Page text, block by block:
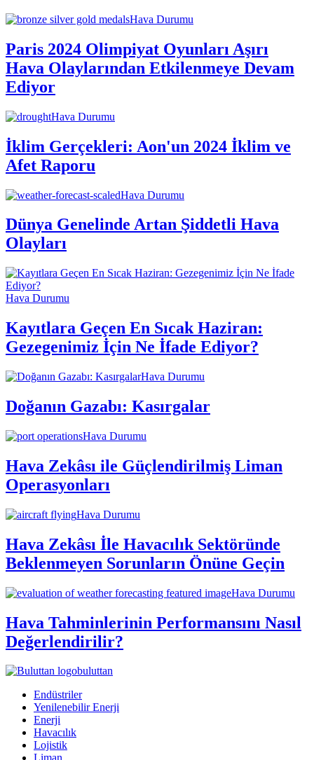
Hava Durumu
Paris 2024 Olimpiyat Oyunları Aşırı
Hava Olaylarından Etkilenmeye Devam
Ediyor
Hava Durumu
İklim Gerçekleri: Aon'un 2024 İklim ve
Afet Raporu
Hava Durumu
Dünya Genelinde Artan Şiddetli Hava
Olayları
Hava Durumu
Kayıtlara Geçen En Sıcak Haziran:
Gezegenimiz İçin Ne İfade Ediyor?
Hava Durumu
Doğanın Gazabı: Kasırgalar
Hava Durumu
Hava Zekâsı ile Güçlendirilmiş Liman
Operasyonları
Hava Durumu
Hava Zekâsı İle Havacılık Sektöründe
Beklenmeyen Sorunların Önüne Geçin
Hava Durumu
Hava Tahminlerinin Performansını Nasıl
Değerlendirilir?
buluttan
Endüstriler
Yenilenebilir Enerji
Enerji
Havacılık
Lojistik